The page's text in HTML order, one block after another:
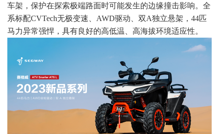
车架，保护在探索极端路面时可能发生的边缘撞击影响。全
系标配CVTech无极变速、AWD驱动、双A独立悬架，44匹
马力异常强悍，具有良好的高低温、高海拔环境适应性。